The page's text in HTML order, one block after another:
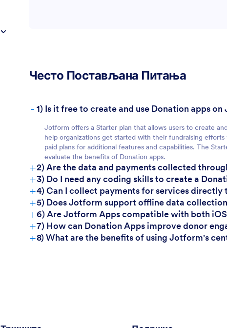
Често Постављана Питања
- 1) Is it free to create and use Donation apps
Jotform offers a Starter plan that allows users to create
help organizations get started with their fundraising
paid plans for additional features and capabilities. The
evaluate the benefits of Donation apps.
+2) Are the data and payments collected
+3) Do I need any coding skills to create a
+4) Can I collect payments for services directly
+5) Does Jotform support offline data
+6) Are Jotform Apps compatible with both
+7) How can Donation Apps improve donor
+8) What are the benefits of using Jotform's